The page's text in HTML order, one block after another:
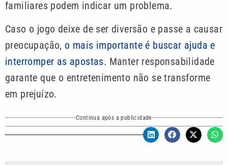
familiares podem indicar um problema.
Caso o jogo deixe de ser diversão e passe a causar
preocupação, o mais importante é buscar ajuda e
interromper as apostas. Manter responsabilidade
garante que o entretenimento não se transforme
em prejuízo.
Continua após a publicidade